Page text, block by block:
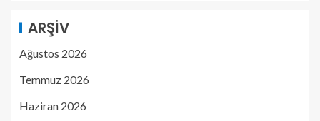
ARŞIV
Ağustos 2026
Temmuz 2026
Haziran 2026